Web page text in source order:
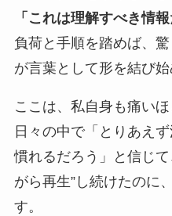
「これは理解すべき情報
負荷と手順を踏めば、
が言葉として形を結び始
ここは、私自身も痛い
日々の中で「とりあえ
慣れるだろう」と信じ
がら再生”し続けたのに
す。